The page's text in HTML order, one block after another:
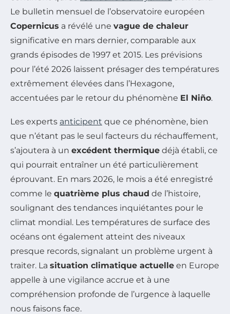
Le bulletin mensuel de l’observatoire européen
Copernicus a révélé une vague de chaleur
significative en mars dernier, comparable aux
grands épisodes de 1997 et 2015. Les prévisions
pour l’été 2026 laissent présager des températures
extrêmement élevées dans l’Hexagone,
accentuées par le retour du phénomène El Niño.
Les experts anticipent que ce phénomène, bien
que n’étant pas le seul facteurs du réchauffement,
s’ajoutera à un excédent thermique déjà établi, ce
qui pourrait entraîner un été particulièrement
éprouvant. En mars 2026, le mois a été enregistré
comme le quatrième plus chaud de l’histoire,
soulignant des tendances inquiétantes pour le
climat mondial. Les températures de surface des
océans ont également atteint des niveaux
presque records, signalant un problème urgent à
traiter. La situation climatique actuelle en Europe
appelle à une vigilance accrue et à une
compréhension profonde de l’urgence à laquelle
nous faisons face.